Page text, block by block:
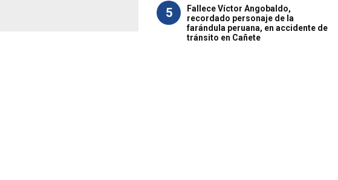
5
Fallece Víctor Angobaldo,
recordado personaje de la
farándula peruana, en accidente de
tránsito en Cañete